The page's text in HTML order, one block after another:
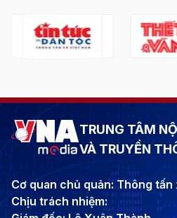
TRUNG TÂM
VÀ TRUYỀN
Cơ quan chủ quản: Thông tấn
Chịu trách nhiệm: